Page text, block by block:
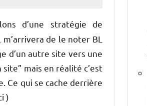
d’une stratégie de
de le noter BL
d’un autre site vers une
mais en réalité c’est
Ce qui se cache derrière
)